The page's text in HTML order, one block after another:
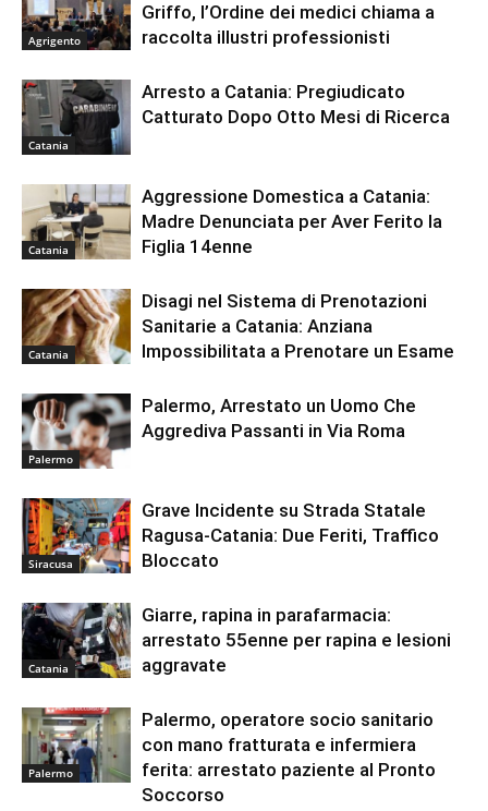
Agrigento
Griffo, l’Ordine dei medici chiama a
raccolta illustri professionisti
Catania
Arresto a Catania: Pregiudicato
Catturato Dopo Otto Mesi di Ricerca
Catania
Aggressione Domestica a Catania:
Madre Denunciata per Aver Ferito la
Figlia 14enne
Catania
Disagi nel Sistema di Prenotazioni
Sanitarie a Catania: Anziana
Impossibilitata a Prenotare un Esame
Palermo
Palermo, Arrestato un Uomo Che
Aggrediva Passanti in Via Roma
Siracusa
Grave Incidente su Strada Statale
Ragusa-Catania: Due Feriti, Traffico
Bloccato
Catania
Giarre, rapina in parafarmacia:
arrestato 55enne per rapina e lesioni
aggravate
Palermo
Palermo, operatore socio sanitario
con mano fratturata e infermiera
ferita: arrestato paziente al Pronto
Soccorso